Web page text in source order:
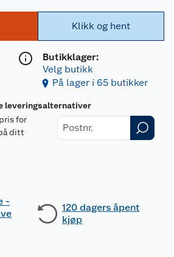
Klikk og hent
Butikklager:
Velg butikk
På lager i 65 butikker
leveringsalternativer
for
ditt
-
120 dagers åpent
kjøp